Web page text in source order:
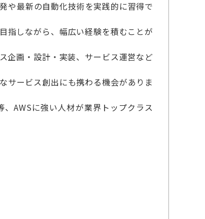
や最新の自動化技術を実践的に習得で
指しながら、幅広い経験を積むことが
企画・設計・実装、サービス運営など
サービス創出にも携わる機会がありま
AWSに強い人材が業界トップクラス